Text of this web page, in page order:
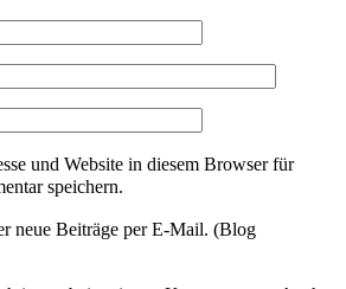
und Website in diesem Browser für
speichern.
neue Beiträge per E-Mail. (Blog